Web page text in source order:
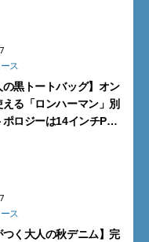
ス
の黒トートバッグ】オン
える「ロンハーマン」別
ポロジーは14インチPC
ス
つく大人の秋デニム】完